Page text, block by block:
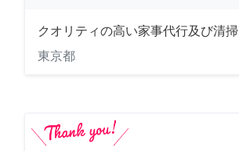
クオリティの高い家事代行及び清掃
東京都